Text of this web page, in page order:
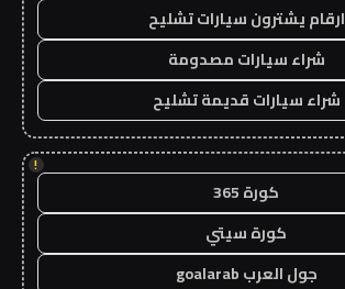
ارقام يشترون سيارات تشليح
شراء سيارات مصدومة
شراء سيارات قديمة تشليح
!
كورة 365
كورة سيتي
جول العرب goalarab